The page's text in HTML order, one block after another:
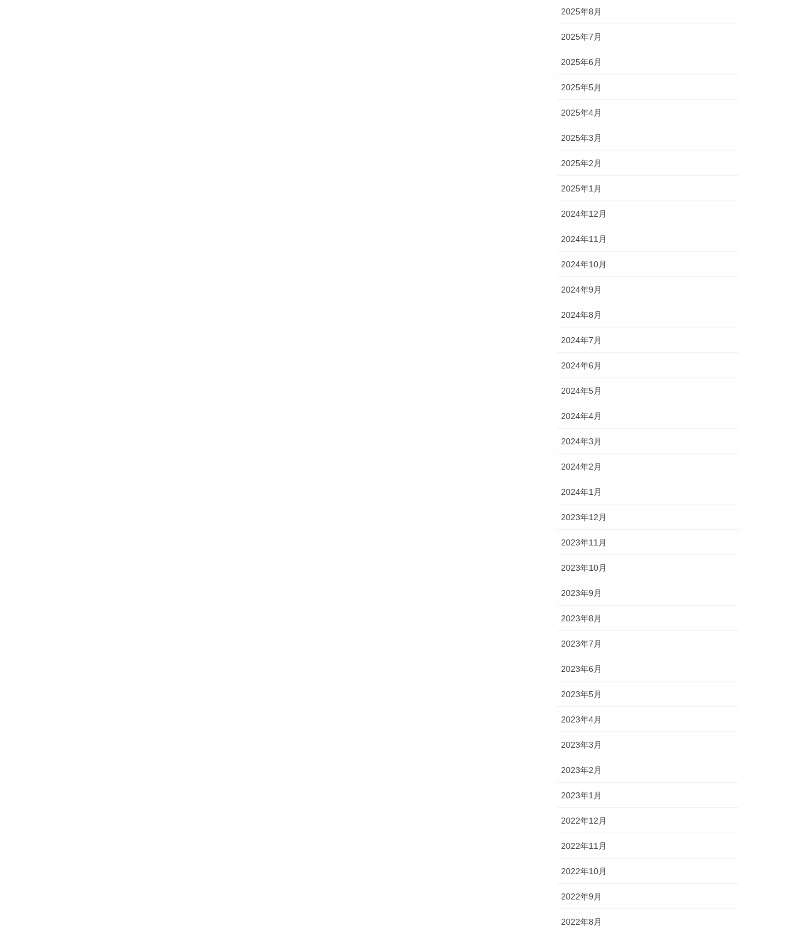
2025年8月
2025年7月
2025年6月
2025年5月
2025年4月
2025年3月
2025年2月
2025年1月
2024年12月
2024年11月
2024年10月
2024年9月
2024年8月
2024年7月
2024年6月
2024年5月
2024年4月
2024年3月
2024年2月
2024年1月
2023年12月
2023年11月
2023年10月
2023年9月
2023年8月
2023年7月
2023年6月
2023年5月
2023年4月
2023年3月
2023年2月
2023年1月
2022年12月
2022年11月
2022年10月
2022年9月
2022年8月